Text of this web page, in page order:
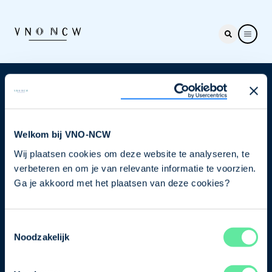
Welkom bij VNO-NCW
Wij plaatsen cookies om deze website te analyseren, te
verbeteren en om je van relevante informatie te voorzien.
Ga je akkoord met het plaatsen van deze cookies?
Noodzakelijk
Nieuwsbrief
je nu in voor de VNO-NCW nieuwsbrief.
Schrijf je in
Direct naar
Ons verhaal